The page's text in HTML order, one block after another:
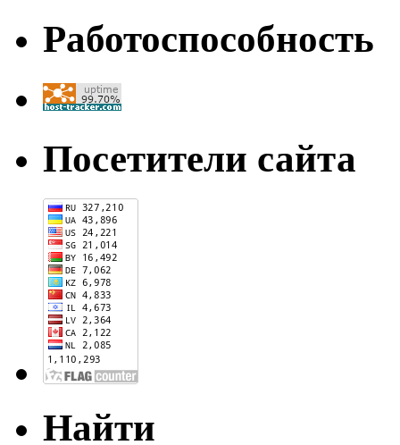
Работоспособность
Посетители сайта
Найти